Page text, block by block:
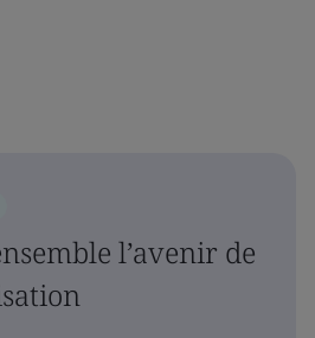
l’avenir de